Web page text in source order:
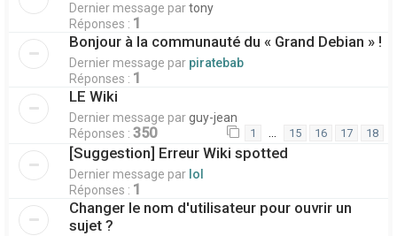
Dernier message partony
Réponses : 1
Bonjour à la communauté du « Grand Debian » !
Dernier message par piratebab
Réponses : 1
LE Wiki
Dernier message parguy-jean
Réponses : 350 1 … 15 16 17 18
[Suggestion] Erreur Wiki spotted
Dernier message par lol
Réponses : 1
Changer le nom d'utilisateur pour ouvrir un
sujet ?